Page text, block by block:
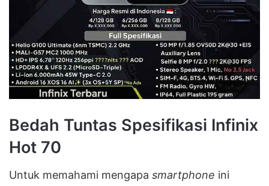
Bedah Tuntas Spesifikasi Infinix
Hot 70
Untuk memahami mengapa smartphone ini